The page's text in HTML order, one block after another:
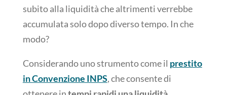
subito alla liquidità che altrimenti verrebbe
accumulata solo dopo diverso tempo. In che
modo?
Considerando uno strumento come il prestito
in Convenzione INPS, che consente di